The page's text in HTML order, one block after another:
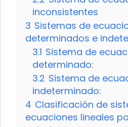
inconsistentes
3 Sistemas de
determinados e
3.1 Sistema de
determinado:
3.2 Sistema de
indeterminado:
4 Clasificación de
ecuaciones lineales